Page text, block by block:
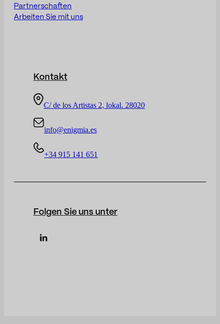
Partnerschaften
Arbeiten Sie mit uns
Kontakt
C/ de los Artistas 2, lokal. 28020
info@enigmia.es
+34 915 141 651
Folgen Sie uns unter